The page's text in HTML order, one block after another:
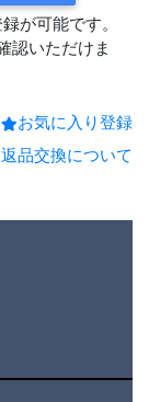
が可能です。
認いただけま
お気に入り登録
品交換について